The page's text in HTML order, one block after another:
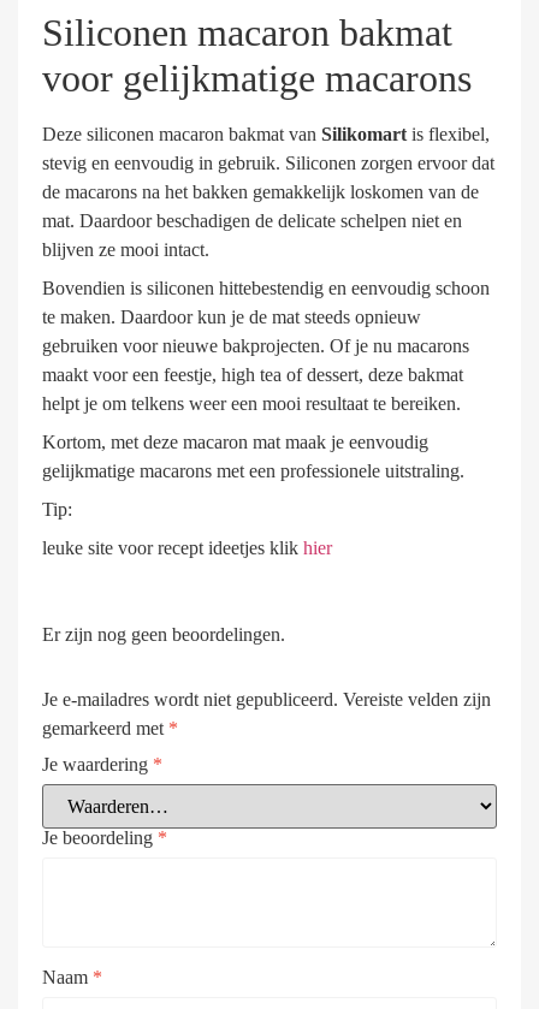
Siliconen macaron bakmat
voor gelijkmatige macarons
Deze siliconen macaron bakmat van Silikomart is flexibel,
stevig en eenvoudig in gebruik. Siliconen zorgen ervoor dat
de macarons na het bakken gemakkelijk loskomen van de
mat. Daardoor beschadigen de delicate schelpen niet en
blijven ze mooi intact.
Bovendien is siliconen hittebestendig en eenvoudig schoon
te maken. Daardoor kun je de mat steeds opnieuw
gebruiken voor nieuwe bakprojecten. Of je nu macarons
maakt voor een feestje, high tea of dessert, deze bakmat
helpt je om telkens weer een mooi resultaat te bereiken.
Kortom, met deze macaron mat maak je eenvoudig
gelijkmatige macarons met een professionele uitstraling.
Tip:
leuke site voor recept ideetjes klik hier
Er zijn nog geen beoordelingen.
Je e-mailadres wordt niet gepubliceerd. Vereiste velden zijn
gemarkeerd met *
Je waardering *
Je beoordeling *
Naam *